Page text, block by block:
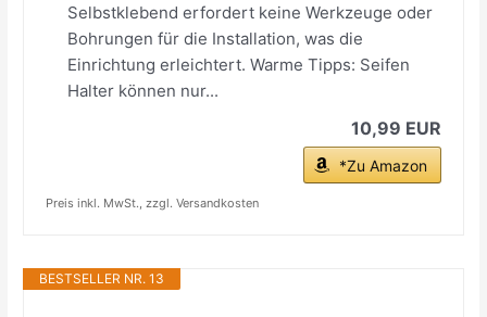
Selbstklebend erfordert keine Werkzeuge oder
Bohrungen für die Installation, was die
Einrichtung erleichtert. Warme Tipps: Seifen
Halter können nur...
10,99 EUR
*Zu Amazon
Preis inkl. MwSt., zzgl. Versandkosten
BESTSELLER NR. 13